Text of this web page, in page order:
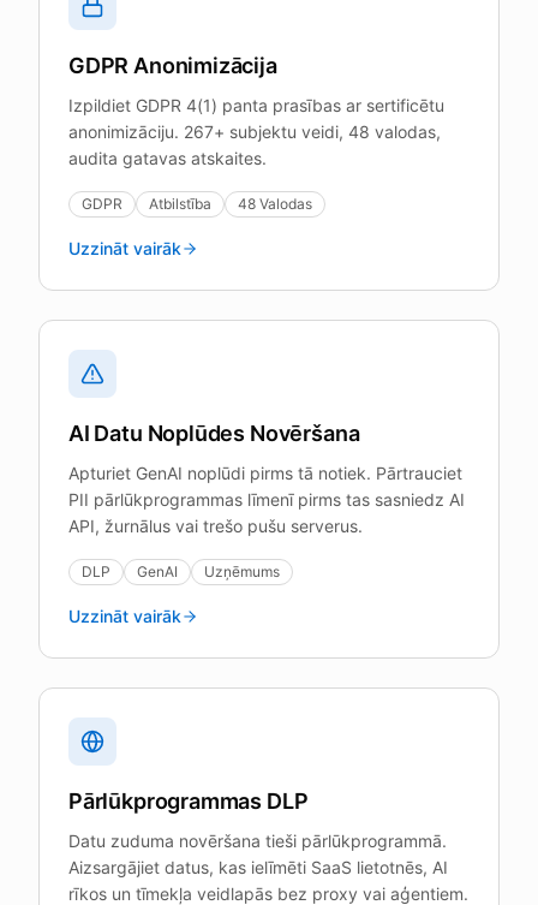
GDPR Anonimizācija
Izpildiet GDPR 4(1) panta prasības ar sertificētu
anonimizāciju. 267+ subjektu veidi, 48 valodas,
audita gatavas atskaites.
GDPR Atbilstība 48 Valodas
Uzzināt vairāk
AI Datu Noplūdes Novēršana
Apturiet GenAI noplūdi pirms tā notiek. Pārtrauciet
PII pārlūkprogrammas līmenī pirms tas sasniedz AI
API, žurnālus vai trešo pušu serverus.
DLP GenAI Uzņēmums
Uzzināt vairāk
Pārlūkprogrammas DLP
Datu zuduma novēršana tieši pārlūkprogrammā.
Aizsargājiet datus, kas ielīmēti SaaS lietotnēs, AI
rīkos un tīmekļa veidlapās bez proxy vai aģentiem.